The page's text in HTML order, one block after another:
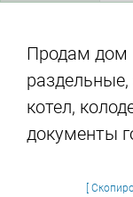
Продам дом
котел,
документы
[